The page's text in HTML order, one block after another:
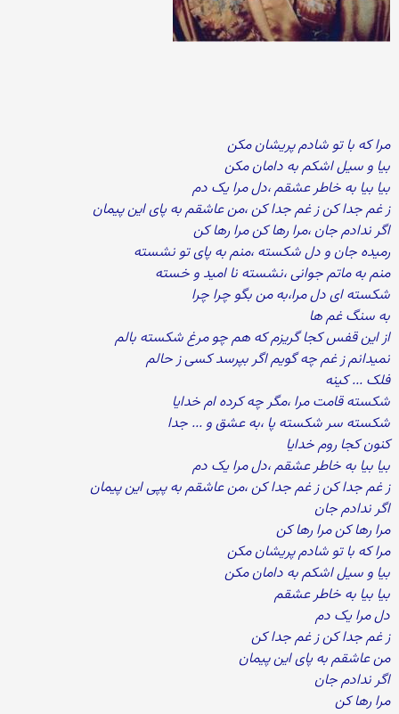
مرا که با تو شادم پریشان مکن
بیا و سیل اشکم به دامان مکن
بیا بیا به خاطر عشقم ،دل مرا یک دم
ز غم جدا کن ز غم جدا کن ،من عاشقم به پای این پیمان
اگر ندادم جان ،مرا رها کن مرا رها کن
رمیده جان و دل شکسته ،منم به پای تو نشسته
منم به ماتم جوانی ،نشسته نا امید و خسته
شکسته ای دل مرا،به من بگو چرا چرا
به سنگ غم ها
از این قفس کجا گریزم که هم چو مرغ شکسته بالم
نمیدانم ز غم چه گویم اگر بپرسد کسی ز حالم
فلک ... کینه
شکسته قامت مرا ،مگر چه کرده ام خدایا
شکسته سر شکسته پا ،به عشق و ... جدا
کنون کجا روم خدایا
بیا بیا به خاطر عشقم ،دل مرا یک دم
ز غم جدا کن ز غم جدا کن ،من عاشقم به پپی این پیمان
اگر ندادم جان
مرا رها کن مرا رها کن
مرا که با تو شادم پریشان مکن
بیا و سیل اشکم به دامان مکن
بیا بیا به خاطر عشقم
دل مرا یک دم
ز غم جدا کن ز غم جدا کن
من عاشقم به پای این پیمان
اگر ندادم جان
مرا رها کن